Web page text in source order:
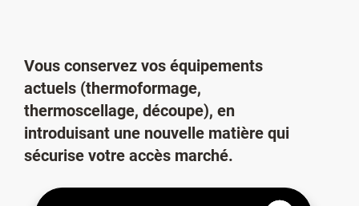
Vous conservez vos équipements
actuels (thermoformage,
thermoscellage, découpe), en
introduisant une nouvelle matière qui
sécurise votre accès marché.